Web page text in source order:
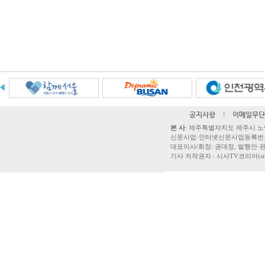
공지사항 l 이메일무
본 사: 제주특별자치도 제주시
신문사업·인터넷신문사업등록
대표이사/회장: 권대정, 발행인·
기사 저작권자 : 시사TV코리아